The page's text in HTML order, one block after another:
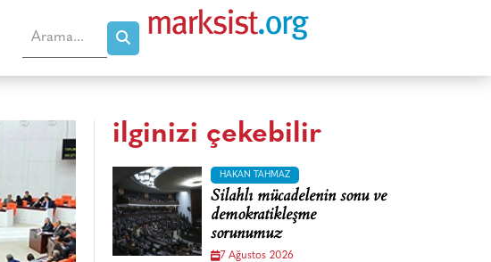
ilginizi çekebilir
HAKAN TAHMAZ
Silahlı mücadelenin sonu ve
demokratikleşme
sorunumuz
7 Ağustos 2026